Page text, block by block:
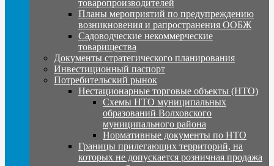
товаропроизводителей
Планы мероприятий по предупреждению
возникновения и рапространения ООБЖ
Садоводческие некоммерческие
товарищества
Документы стратегического планирования
Инвестиционный паспорт
Потребительский рынок
Нестационарные торговые объекты (НТО)
Схемы НТО муниципальных
образований Волховского
муниципального района
Нормативные документы по НТО
Границы прилегающих территорий, на
которых не допускается розничная продажа